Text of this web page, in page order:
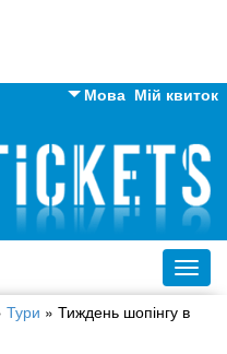
Мій квиток
Мова
Англійська
Російська
Українська
Тури » Тиждень шопінгу в